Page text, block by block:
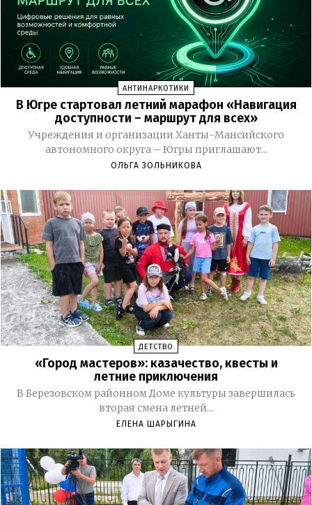
АНТИНАРКОТИКИ
В Югре стартовал летний марафон «Навигация
доступности – маршрут для всех»
Учреждения и организации Ханты-Мансийского
автономного округа – Югры приглашают...
ОЛЬГА ЗОЛЬНИКОВА
ДЕТСТВО
«Город мастеров»: казачество, квесты и
летние приключения
В Березовском районном Доме культуры завершилась
вторая смена летней...
ЕЛЕНА ШАРЫГИНА